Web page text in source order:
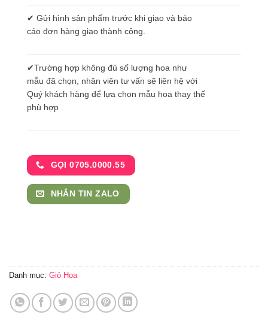
✔ Gửi hình sản phẩm trước khi giao và báo
cáo đơn hàng giao thành công.
✔Trường hợp không đủ số lượng hoa như
mẫu đã chọn, nhân viên tư vấn sẽ liên hệ với
Quý khách hàng để lựa chọn mẫu hoa thay thế
phù hợp
GỌI 0705.0000.55
NHẮN TIN ZALO
Danh mục: Giỏ Hoa